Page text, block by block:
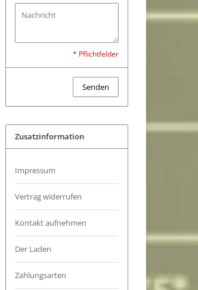
* Pflichtfelder
Senden
Zusatzinformation
Impressum
Vertrag widerrufen
Kontakt aufnehmen
Der Laden
Zahlungsarten